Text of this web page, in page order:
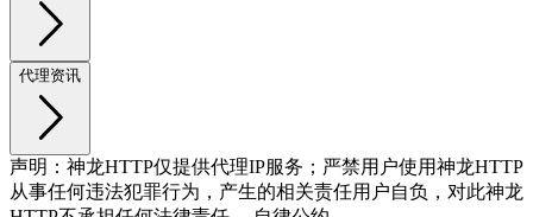
代理资讯
声明：神龙HTTP仅提供代理IP服务；严禁用户使用神龙HTTP
从事任何违法犯罪行为，产生的相关责任用户自负，对此神龙